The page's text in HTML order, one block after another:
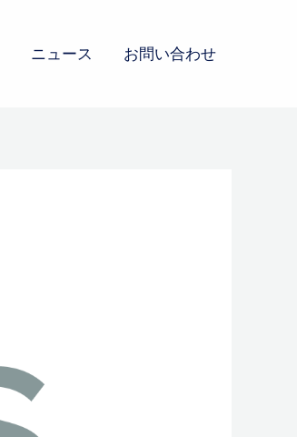
ニュース お問い合わせ